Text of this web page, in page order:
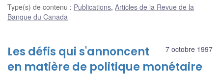
Type(s) de contenu : Publications, Articles de la Revue de la
Banque du Canada
7 octobre 1997
Les défis qui s'annoncent
en matière de politique monétaire